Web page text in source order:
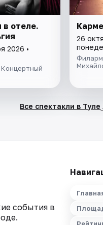
в отеле.
2026 •
Концертный
26
Все спектакли в Туле
события в